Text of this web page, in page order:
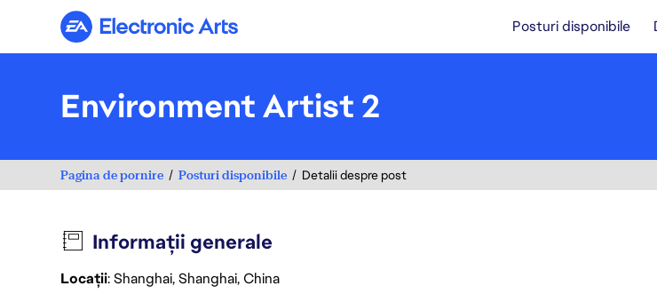
Electronic Arts Posturi disponibile
Environment Artist 2
Pagina de pornire Posturi disponibile Detalii despre post
Informații generale
Locații: Shanghai, Shanghai, China